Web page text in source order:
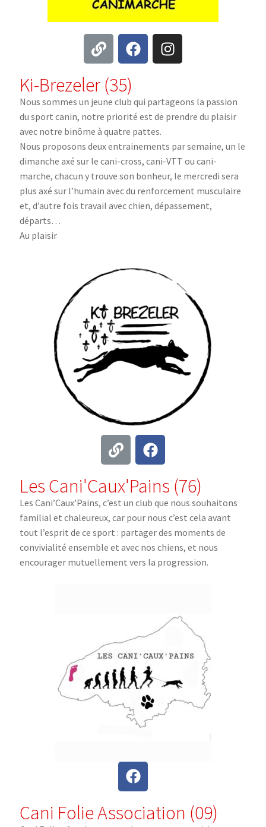
Ki-Brezeler (35)
Nous sommes un jeune club qui partageons la passion
du sport canin, notre priorité est de prendre du plaisir
avec notre binôme à quatre pattes.
Nous proposons deux entrainements par semaine, un le
dimanche axé sur le cani-cross, cani-VTT ou cani-
marche, chacun y trouve son bonheur, le mercredi sera
plus axé sur l’humain avec du renforcement musculaire
et, d’autre fois travail avec chien, dépassement,
départs…
Au plaisir
Les Cani'Caux'Pains (76)
Les Cani’Caux’Pains, c’est un club que nous souhaitons
familial et chaleureux, car pour nous c’est cela avant
tout l’esprit de ce sport : partager des moments de
convivialité ensemble et avec nos chiens, et nous
encourager mutuellement vers la progression.
Cani Folie Association (09)